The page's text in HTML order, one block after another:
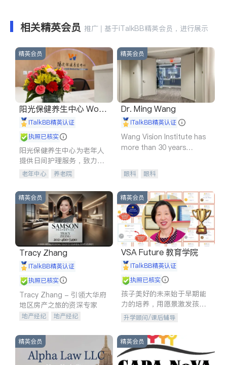
相关精英会员 推广 | 基于iTalkBB精英会员，进行展示
精英会员
阳光保健养生中心 World
shine
iTalkBB精英认证
执照已核实
阳光保健养生中心为老年人
提供日间护理服务，致力于
通过持续的护理创新来有效
老年中心 养老院
精英会员
Dr. Ming Wang
iTalkBB精英认证
Wang Vision Institute has
more than 30 years
眼科 眼科
精英会员
Tracy Zhang
iTalkBB精英认证
执照已核实
Tracy Zhang - 引领大华府
地区房产之旅的资深专家
地产经纪
地产经纪
商铺租售
精英会员
VSA Future 教育学院
iTalkBB精英认证
执照已核实
孩子美好的未来始于早期能
力的培养，用愿景激发孩子
的学习潜力和动力。理念：
拥有成长型心态是成功的基
石。
升学顾问/课后辅导
精英会员 精英会员